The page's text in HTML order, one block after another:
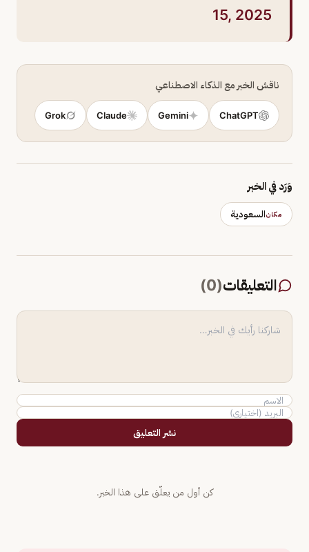
15, 2025
ناقش الخبر مع الذكاء الاصطناعي
ChatGPT
Gemini
Claude
Grok
وَرَد في الخبر
مكانالسعودية
التعليقات(
0
)
نشر التعليق
كن أول من يعلّق على هذا الخبر.